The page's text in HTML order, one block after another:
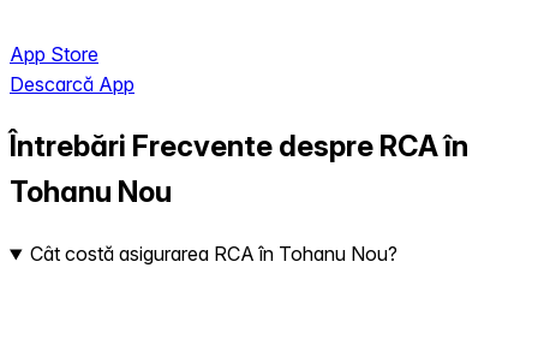
App Store
Descarcă App
Întrebări Frecvente despre RCA în
Tohanu Nou
Cât costă asigurarea RCA în Tohanu Nou?